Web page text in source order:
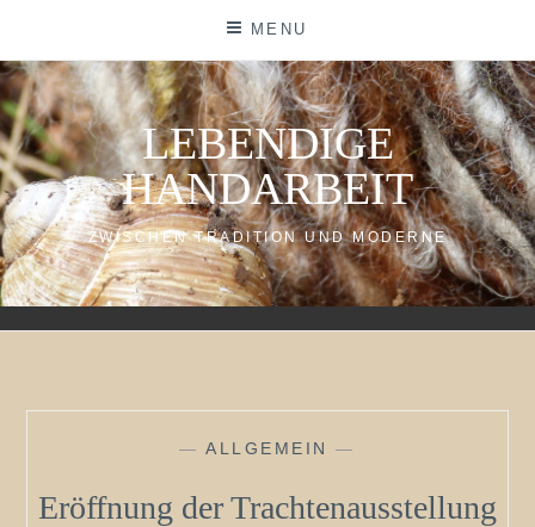
content
MENU
LEBENDIGE
HANDARBEIT
ZWISCHEN TRADITION UND MODERNE
—ALLGEMEIN —
Eröffnung der Trachtenausstellung